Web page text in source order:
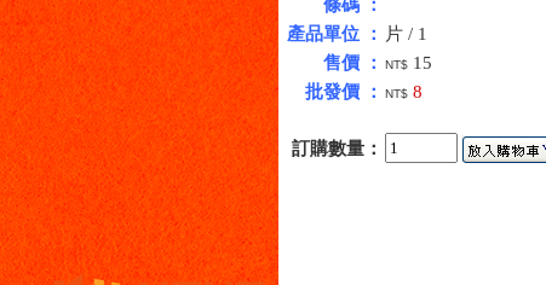
條碼 ：
產品單位 ：
片 / 1
售價 ：
NT$ 15
批發價 ：
NT$ 8
訂購數量：